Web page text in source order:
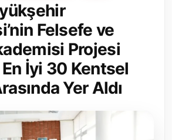
Üst Kurullar
Felsefe ve
Projesi
En İyi 30 Kentsel
Yer Aldı